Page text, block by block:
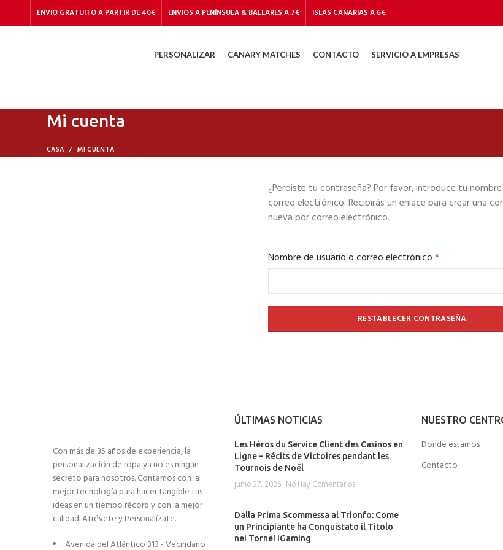
ENVIO GRATUITO A PARTIR DE 40€ ENVIOS A PENÍNSULA & BALEARES A 7€ ISLAS CANARIAS A 6€
PERSONALIZAR CANARY MATCHES CONTACTO SERVICIO A EMPRESAS
Mi cuenta
CASA MI CUENTA
¿Perdiste tu contraseña? Por favor, introduce tu
correo electrónico. Recibirás un enlace para crear una
nueva por correo electrónico.
Nombre de usuario o correo electrónico *
RESTABLECER CONTRASEÑA
Con más de 35 años de experiencia, la
personalización de ropa ya no es ningún
secreto para nosotros. Contamos con la
mejor tecnología para hacer tangible tus
ideas en un tiempo récord y con la mejor
calidad. Atrévete y Personalízate.
Avenida del Atlántico 313 - Vecindario
ÚLTIMAS NOTICIAS
Les Héros du Service Client des Casinos en
Ligne – Récits de Victoires pendant les
Tournois de Noël
junio 27, 2026 No Hay Comentarios
Dalla Prima Scommessa al Trionfo: Come
un Principiante ha Conquistato il Titolo
nei Tornei iGaming
NUESTRO
Donde estamos
Contacto